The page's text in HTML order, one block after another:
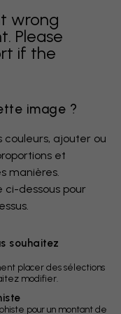
wrong
Please
if the
image ?
couleurs, ajouter ou
et
manières.
dessous pour
souhaitez
placer des sélections
modifier.
pour un montant de